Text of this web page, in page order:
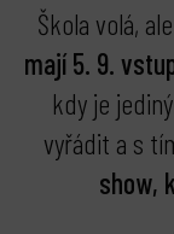
Škola volá,
mají 5. 9.
kdy je
vyřádit a s
show,